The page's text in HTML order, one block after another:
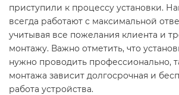
приступили к процессу установки.
всегда работают с максимальной
учитывая все пожелания клиента и
монтажу. Важно отметить, что
нужно проводить профессионально,
монтажа зависит долгосрочная и
работа устройства.